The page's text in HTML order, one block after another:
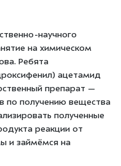
научного
на химическом
Ребята
ацетамид
препарат —
по получению вещества
полученные
реакции от
и займёмся на